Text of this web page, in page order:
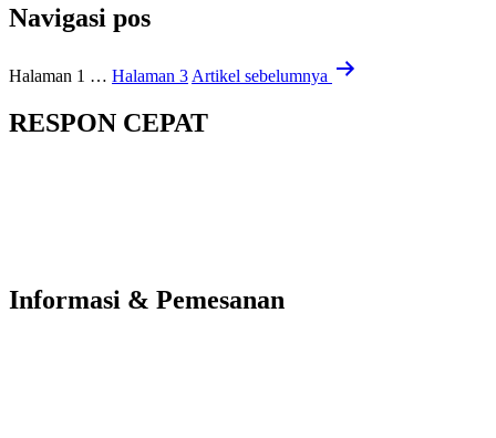
Navigasi pos
Halaman 1 … Halaman 3 Artikel sebelumnya
RESPON CEPAT
Informasi & Pemesanan